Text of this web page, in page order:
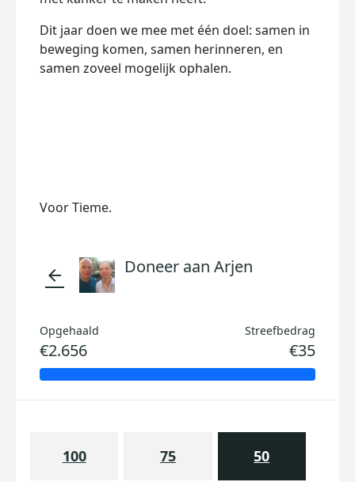
Dit jaar doen we mee met één doel: samen in
beweging komen, samen herinneren, en
samen zoveel mogelijk ophalen.
Voor Tieme.
arrow_back Doneer aan Arjen
Opgehaald
€2.656
Streefbedrag
€35
100 75 50